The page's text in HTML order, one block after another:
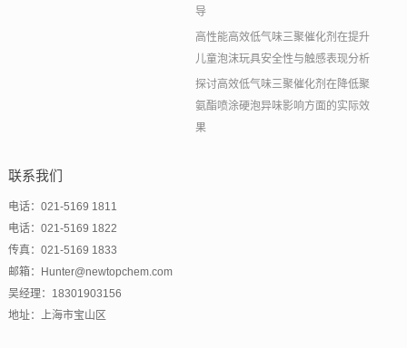
导
高性能高效低气味三聚催化剂在提升
儿童泡沫玩具安全性与触感表现分析
探讨高效低气味三聚催化剂在降低聚
氨酯喷涂硬泡异味影响方面的实际效
果
联系我们
电话：021-5169 1811
电话：021-5169 1822
传真：021-5169 1833
邮箱：Hunter@newtopchem.com
吴经理：18301903156
地址：上海市宝山区